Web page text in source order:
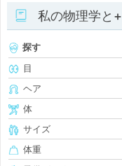
私の物理学と+
探す
目
ヘア
体
サイズ
体重